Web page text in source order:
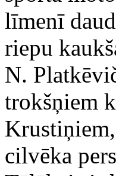
līmenī
riepu
N.
trokšņiem
cilvēka